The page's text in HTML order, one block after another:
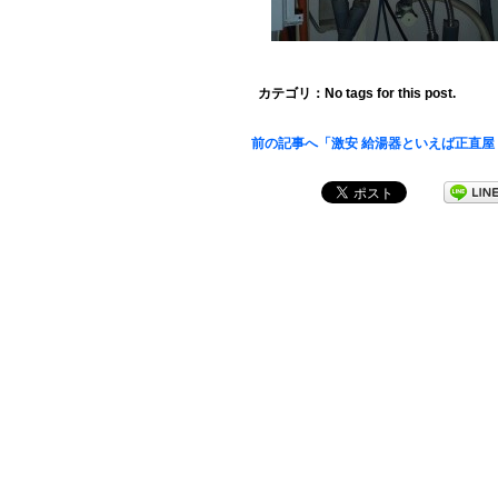
カテゴリ：No tags for this post.
前の記事へ「激安 給湯器といえば正直屋